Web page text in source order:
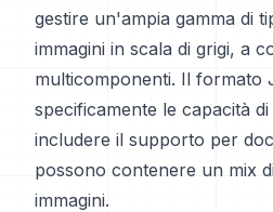
gestire un'ampia gamma di
immagini in scala di grigi, a
multicomponenti. Il formato
specificamente le capacità
includere il supporto per
possono contenere un mix
immagini.